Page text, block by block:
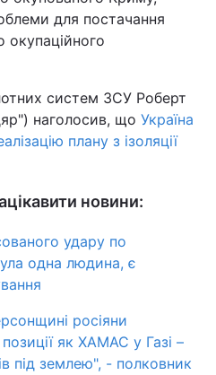
для постачання
окупаційного
систем ЗСУ Роберт
наголосив, що Україна
плану з ізоляції
новини:
удару по
одна людина, є
росіяни
як ХАМАС у Газі –
під землею", - полковник